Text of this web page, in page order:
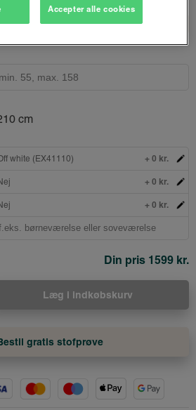
Læs opmålingsvejledningen
cm
white (EX41110) + 0 kr.
+ 0 kr.
+ 0 kr.
Din pris 1599 kr.
Læg i indkøbskurv
gratis stofprøve
Accepter alle cookies